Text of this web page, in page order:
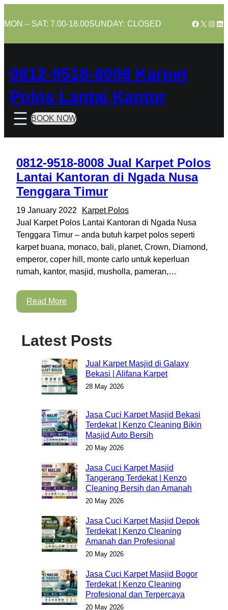
to
MON – SAT: 7.00-18.00SUNDAY: CLOSED Facebook
X
0812-9518-8008 Karpet
Polos Lantai Kantor
BOOK NOW
0812-9518-8008 Jual Karpet Polos
Lantai Kantoran di Ngada Nusa
Tenggara Timur
19 January 2022
Karpet Polos
Jual Karpet Polos Lantai Kantoran di Ngada Nusa
Tenggara Timur – anda butuh karpet polos seperti
karpet buana, monaco, bali, planet, Crown, Diamond,
emperor, coper hill, monte carlo untuk keperluan
rumah, kantor, masjid, musholla, pameran,…
Read More
Latest Posts
Jual Karpet Masjid di Galaxy
Bekasi | Alifana Karpet
28 May 2026
Jasa Cuci Karpet Masjid Bekasi
Terdekat | Kenzo Cleaning Bikin
Masjid Auto Bersih
20 May 2026
Jasa Cuci Karpet Masjid
Tangerang Terdekat | Kenzo
Cleaning Bersih dan Amanah
20 May 2026
Jasa Cuci Karpet Masjid Depok
Terdekat | Kenzo Cleaning
Amanah dan Profesional
20 May 2026
Jasa Cuci Karpet Masjid Bogor
Terdekat | Kenzo Cleaning
Profesional dan Terpercaya
20 May 2026